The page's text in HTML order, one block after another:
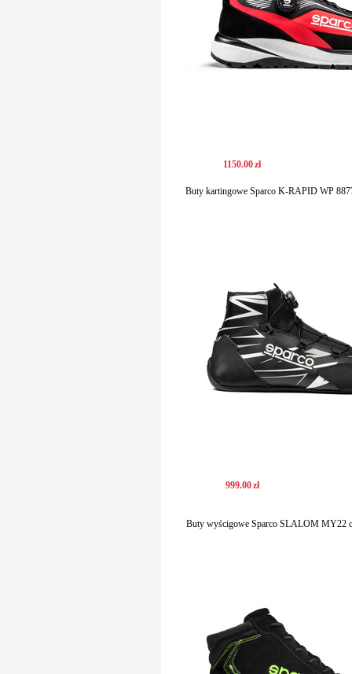
1150.00zł
Buty kartingowe Sparco K-RAPID WP
999.00zł
Buty wyścigowe Sparco SLALOM MY22